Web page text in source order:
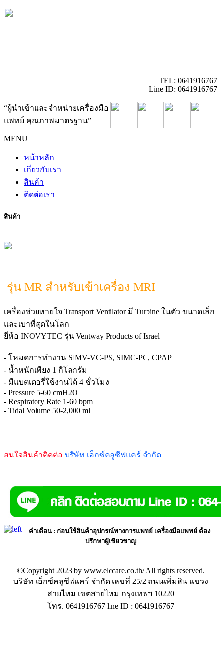
TEL: 0641916767
Line ID: 0641916767
“ผู้นำเข้าและจำหน่ายเครื่องมือ
แพทย์ คุณภาพมาตรฐาน”
MENU
หน้าหลัก
เกี่ยวกับเรา
สินค้า
ติดต่อเรา
สินค้า
รุ่น MR สำหรับเข้าเครื่อง MRI
เครื่องช่วยหายใจ Transport Ventilator มี Turbine ในตัว ขนาดเล็ก
และเบาที่สุดในโลก
ยี่ห้อ INOVYTEC รุ่น Ventway Products of Israel
- โหมดการทำงาน SIMV-VC-PS, SIMC-PC, CPAP
- น้ำหนักเพียง 1 กิโลกรัม
- มีแบตเตอรี่ใช้งานได้ 4 ชั่วโมง
- Pressure 5-60 cmH2O
- Respiratory Rate 1-60 bpm
- Tidal Volume 50-2,000 ml
สนใจสินค้าติดต่อ บริษัท เอ็กซ์คลูซีฟแคร์ จำกัด
คำเตือน: ก่อนใช้สินค้าอุปกรณ์ทางการแพทย์ เครื่องมือแพทย์ ต้อง
ปรึกษาผู้เชียวชาญ
©Copyright 2023 by www.elccare.co.th/ All rights reserved.
บริษัท เอ็กซ์คลูซีฟแคร์ จำกัด เลขที่ 25/2 ถนนเพิ่มสิน แขวง
สายไหม เขตสายไหม กรุงเทพฯ 10220
โทร. 0641916767 line ID : 0641916767